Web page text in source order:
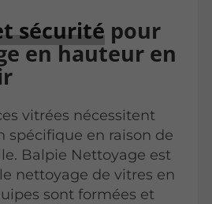
sécurité pour
en hauteur en
vitrées nécessitent
spécifique en raison de
Balpie Nettoyage est
nettoyage de vitres en
sont formées et